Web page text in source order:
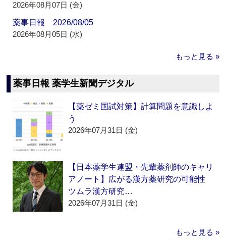
2026年08月07日 (金)
薬事日報 2026/08/05
2026年08月05日 (水)
もっと見る »
薬事日報 薬学生新聞デジタル
【薬ゼミ国試対策】計算問題を意識しよ
う
2026年07月31日 (金)
【日本薬学生連盟・先輩薬剤師のキャリ
アノート】広がる漢方薬研究の可能性
ツムラ漢方研究…
2026年07月31日 (金)
もっと見る »